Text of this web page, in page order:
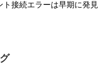
接続エラーは早期に発見